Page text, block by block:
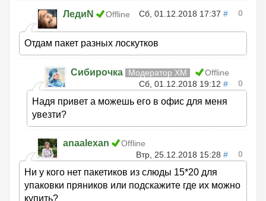
ЛедиN Offline Сб, 01.12.2018 17:37 # 0
Отдам пакет разных лоскутков
Сибирочка Модератор ХМ
Offline
Сб, 01.12.2018 19:12 # 0
Надя привет а можешь его в офис для меня
увезти?
anaalexan
Offline
Втр, 25.12.2018 15:28 # 0
Ни у кого нет пакетиков из слюды 15*20 для
упаковки пряников или подскажите где их можно
купить?